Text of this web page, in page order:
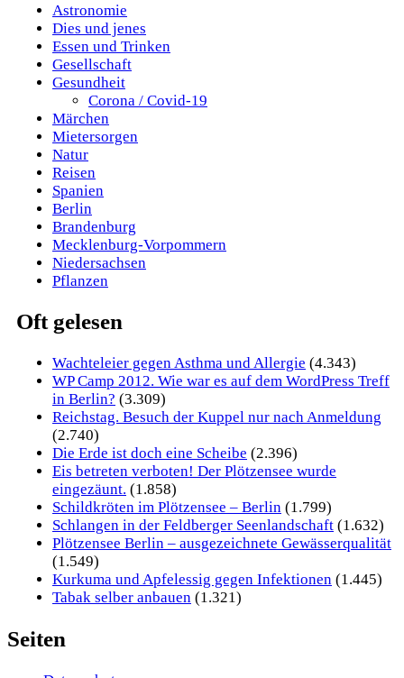
Astronomie
Dies und jenes
Essen und Trinken
Gesellschaft
Gesundheit
Corona / Covid-19
Märchen
Mietersorgen
Natur
Reisen
Spanien
Berlin
Brandenburg
Mecklenburg-Vorpommern
Niedersachsen
Pflanzen
Oft gelesen
Wachteleier gegen Asthma und Allergie (4.343)
WP Camp 2012. Wie war es auf dem WordPress Treff
in Berlin? (3.309)
Reichstag. Besuch der Kuppel nur nach Anmeldung
(2.740)
Die Erde ist doch eine Scheibe (2.396)
Eis betreten verboten! Der Plötzensee wurde
eingezäunt. (1.858)
Schildkröten im Plötzensee – Berlin (1.799)
Schlangen in der Feldberger Seenlandschaft (1.632)
Plötzensee Berlin – ausgezeichnete Gewässerqualität
(1.549)
Kurkuma und Apfelessig gegen Infektionen (1.445)
Tabak selber anbauen (1.321)
Seiten